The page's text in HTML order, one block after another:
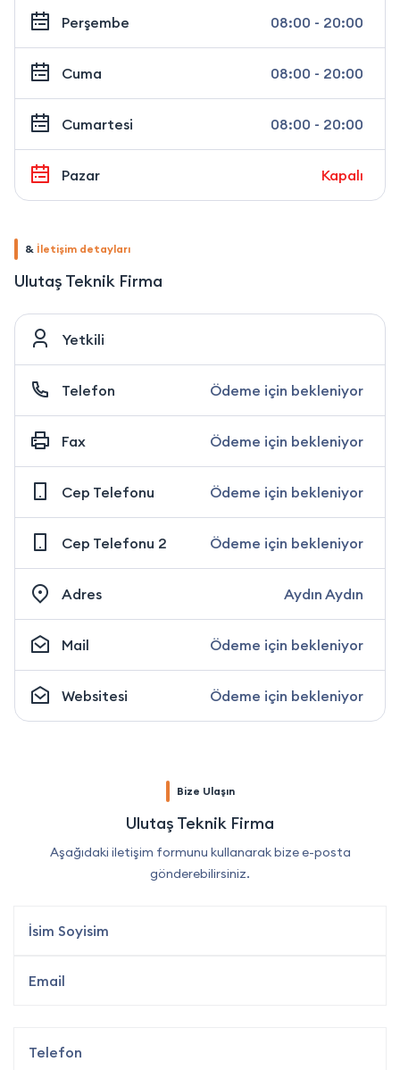
Perşembe 08:00 - 20:00
Cuma 08:00 - 20:00
Cumartesi 08:00 - 20:00
Pazar Kapalı
& İletişim detayları
Ulutaş Teknik Firma
Yetkili
Telefon Ödeme için bekleniyor
Fax Ödeme için bekleniyor
Cep Telefonu Ödeme için bekleniyor
Cep Telefonu 2 Ödeme için bekleniyor
Adres Aydın Aydın
Mail Ödeme için bekleniyor
Websitesi Ödeme için bekleniyor
Bize Ulaşın
Ulutaş Teknik Firma
Aşağıdaki iletişim formunu kullanarak bize e-posta
gönderebilirsiniz.